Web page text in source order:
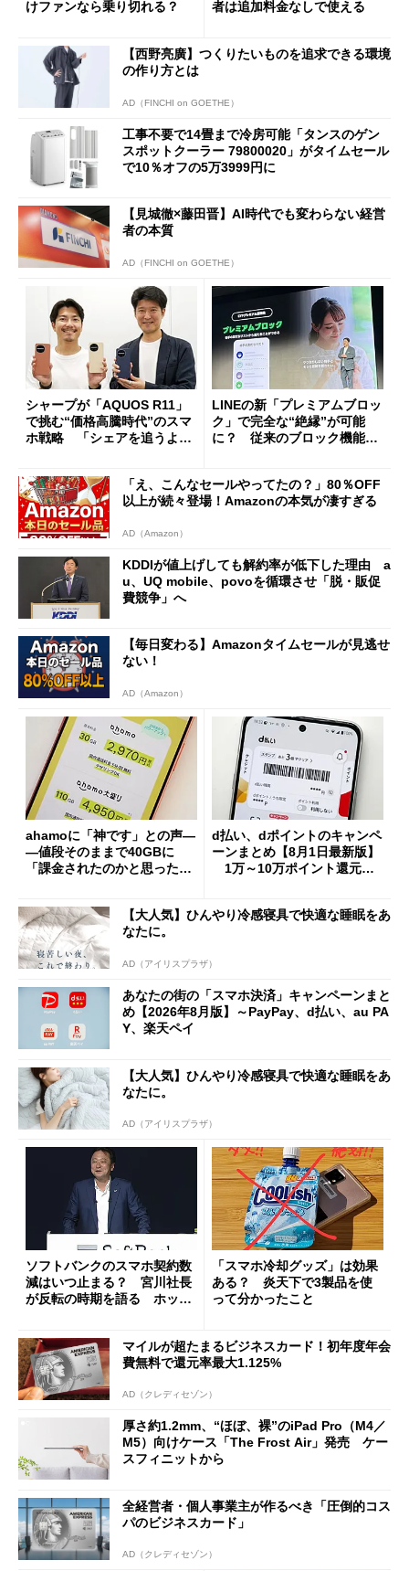
けファンなら乗り切れる？ 者は追加料金なしで使える
【西野亮廣】つくりたいものを追求できる環境
の作り方とは
AD（FINCHI on GOETHE）
工事不要で14畳まで冷房可能「タンスのゲン
スポットクーラー 79800020」がタイムセール
で10％オフの5万3999円に
【見城徹×藤田晋】AI時代でも変わらない経営
者の本質
AD（FINCHI on GOETHE）
シャープが「AQUOS R11」
で挑む“価格高騰時代”のスマ
ホ戦略 「シェアを追うより
LINEの新「プレミアムブロッ
ク」で完全な“絶縁”が可能
に？ 従来のブロック機能と
「え、こんなセールやってたの？」80％OFF
以上が続々登場！Amazonの本気が凄すぎる
AD（Amazon）
KDDIが値上げしても解約率が低下した理由 a
u、UQ mobile、povoを循環させ「脱・販促
費競争」へ
【毎日変わる】Amazonタイムセールが見逃せ
ない！
AD（Amazon）
ahamoに「神です」との声―
―値段そのままで40GBに
「課金されたのかと思った」
d払い、dポイントのキャンペ
ーンまとめ【8月1日最新版】
1万～10万ポイント還元の
【大人気】ひんやり冷感寝具で快適な睡眠をあ
なたに。
AD（アイリスプラザ）
あなたの街の「スマホ決済」キャンペーンまと
め【2026年8月版】～PayPay、d払い、au PA
Y、楽天ペイ
【大人気】ひんやり冷感寝具で快適な睡眠をあ
なたに。
AD（アイリスプラザ）
ソフトバンクのスマホ契約数
減はいつ止まる？ 宮川社長
が反転の時期を語る ホッピ
「スマホ冷却グッズ」は効果
ある？ 炎天下で3製品を使
って分かったこと
マイルが超たまるビジネスカード！初年度年会
費無料で還元率最大1.125%
AD（クレディセゾン）
厚さ約1.2mm、“ほぼ、裸”のiPad Pro（M4／
M5）向けケース「The Frost Air」発売 ケー
スフィニットから
全経営者・個人事業主が作るべき「圧倒的コス
パのビジネスカード」
AD（クレディセゾン）